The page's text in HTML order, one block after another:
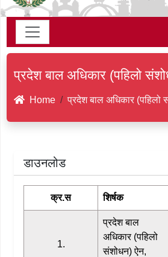
प्रदेश बाल अधिकार (पहिलो
Home प्रदेश बाल अधिकार (पहिलो
डाउनलोड
क्र.स शिर्षक
1.
प्रदेश बाल
अधिकार (पहिलो
संशोधन) ऐन,